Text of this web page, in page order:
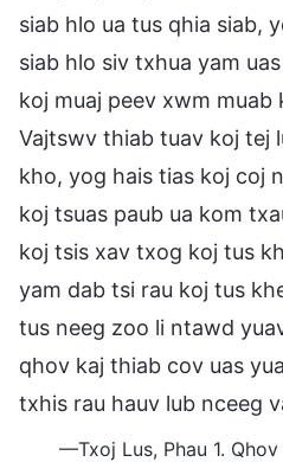
siab hlo ua tus qhia siab,
siab hlo siv txhua yam
koj muaj peev xwm muab
Vajtswv thiab tuav koj tej
kho, yog hais tias koj coj
koj tsuas paub ua kom
koj tsis xav txog koj tus
yam dab tsi rau koj tus
tus neeg zoo li ntawd
qhov kaj thiab cov uas
txhis rau hauv lub nceeg
—Txoj Lus, Phau 1.